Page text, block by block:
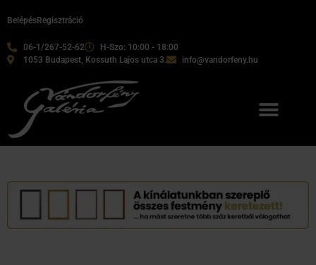
06-1/267-52-62
H-Szo: 10:00 - 18:00
1053 Budapest, Kossuth Lajos utca 3.
info@vandorfeny.hu
BelépésRegisztráció